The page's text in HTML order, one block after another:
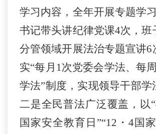
学习内容，全年开展专题学习
书记带头讲纪律党课4次，班
分管领域开展法治专题宣讲6
实“每月 1 次党委会学法、每周
学法”制度，实现领导干部学
二是全民普法广泛覆盖，以
国家安全教育日 ”“12 ・ 4国